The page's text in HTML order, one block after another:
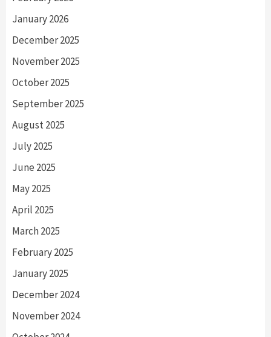
January 2026
December 2025
November 2025
October 2025
September 2025
August 2025
July 2025
June 2025
May 2025
April 2025
March 2025
February 2025
January 2025
December 2024
November 2024